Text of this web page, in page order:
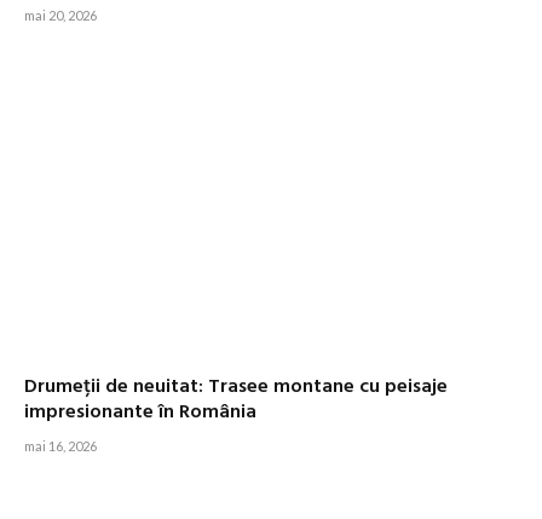
mai 20, 2026
Drumeții de neuitat: Trasee montane cu peisaje
impresionante în România
mai 16, 2026